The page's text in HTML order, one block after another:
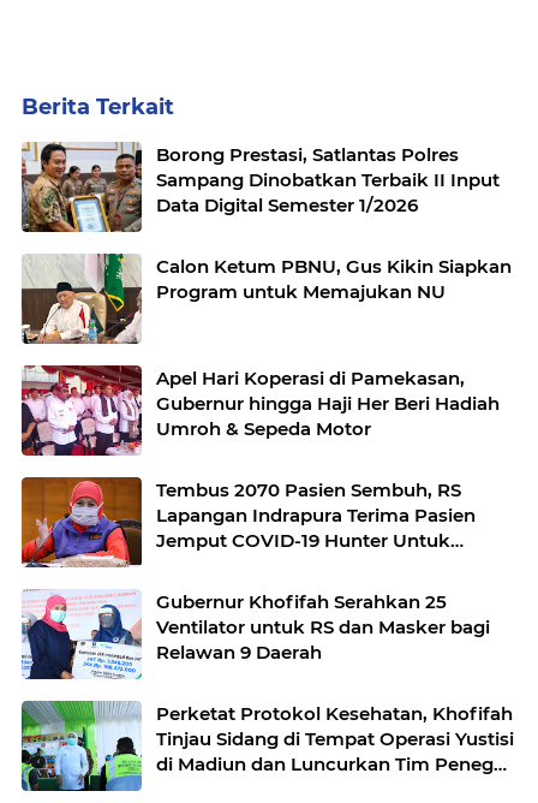
Berita Terkait
Borong Prestasi, Satlantas Polres
Sampang Dinobatkan Terbaik II Input
Data Digital Semester 1/2026
Calon Ketum PBNU, Gus Kikin Siapkan
Program untuk Memajukan NU
Apel Hari Koperasi di Pamekasan,
Gubernur hingga Haji Her Beri Hadiah
Umroh & Sepeda Motor
Tembus 2070 Pasien Sembuh, RS
Lapangan Indrapura Terima Pasien
Jemput COVID-19 Hunter Untuk
Gubernur Khofifah Serahkan 25
Ventilator untuk RS dan Masker bagi
Relawan 9 Daerah
Perketat Protokol Kesehatan, Khofifah
Tinjau Sidang di Tempat Operasi Yustisi
di Madiun dan Luncurkan Tim Penegak